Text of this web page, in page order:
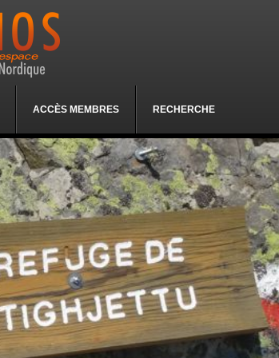
ACCÈS MEMBRES RECHERCHE